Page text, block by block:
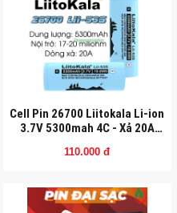
Cell Pin 26700 Liitokala Li-ion
3.7V 5300mah 4C - Xả 20A
110.000 đ